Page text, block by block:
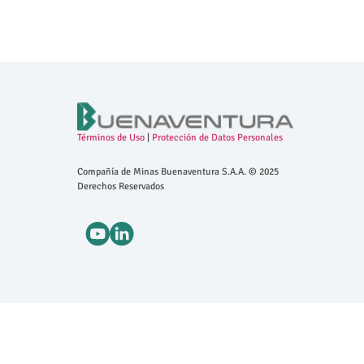
Términos de Uso| Protección de Datos Personales
Compañía de Minas Buenaventura S.A.A. © 2025
Derechos Reservados